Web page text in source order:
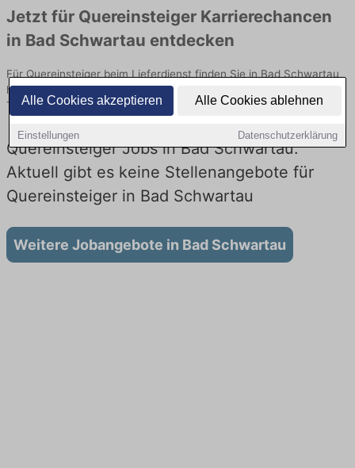
Alle Cookies akzeptieren Alle Cookies ablehnen
Einstellungen Datenschutzerklärung
Jetzt für Quereinsteiger Karrierechancen
in Bad Schwartau entdecken
Für Quereinsteiger beim Lieferdienst finden Sie in Bad Schwartau
hier die aktuellsten Angebote. Entdecken Sie freie Optionen von
Top-Arbeitgebern und bewerben Sie sich noch heute.
Quereinsteiger Jobs in Bad Schwartau:
Aktuell gibt es keine Stellenangebote für
Quereinsteiger in Bad Schwartau
Weitere Jobangebote in Bad Schwartau